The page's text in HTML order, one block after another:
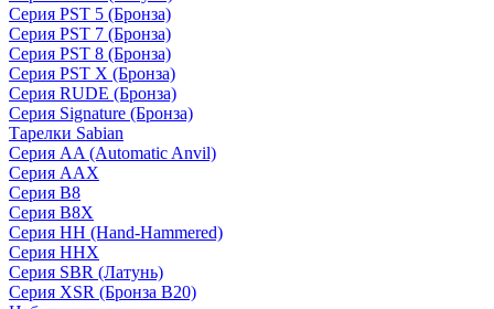
Серия PST 5 (Бронза)
Серия PST 7 (Бронза)
Серия PST 8 (Бронза)
Серия PST X (Бронза)
Серия RUDE (Бронза)
Серия Signature (Бронза)
Тарелки Sabian
Серия AA (Automatic Anvil)
Серия AAX
Серия B8
Серия B8X
Серия HH (Hand-Hammered)
Серия HHX
Серия SBR (Латунь)
Серия XSR (Бронза B20)